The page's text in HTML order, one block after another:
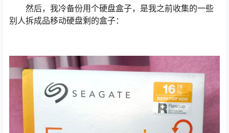
然后，我冷备份用个硬盘盒子，是我之前收集的一些
别人拆成品移动硬盘剩的盒子：